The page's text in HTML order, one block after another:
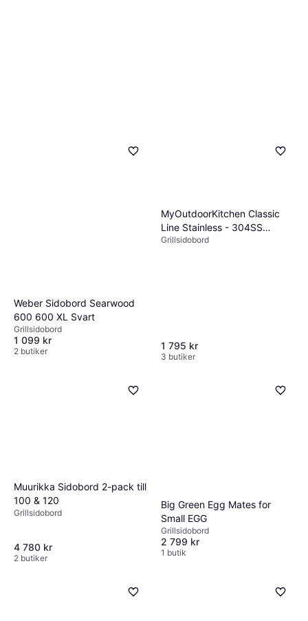
Weber Sidobord Searwood
600 600 XL Svart
Grillsidobord
1 099 kr
2 butiker
MyOutdoorKitchen Classic
Line Stainless - 304SS
Detachable Side Table with
Grillsidobord
1 795 kr
3 butiker
Muurikka Sidobord 2-pack till
100 & 120
Grillsidobord
4 780 kr
2 butiker
Big Green Egg Mates for
Small EGG
Grillsidobord
2 799 kr
1 butik